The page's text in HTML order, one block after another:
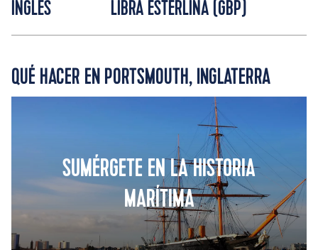
INGLÉS LIBRA ESTERLINA (GBP)
QUÉ HACER EN PORTSMOUTH, INGLATERRA
SUMÉRGETE EN LA HISTORIA
MARÍTIMA